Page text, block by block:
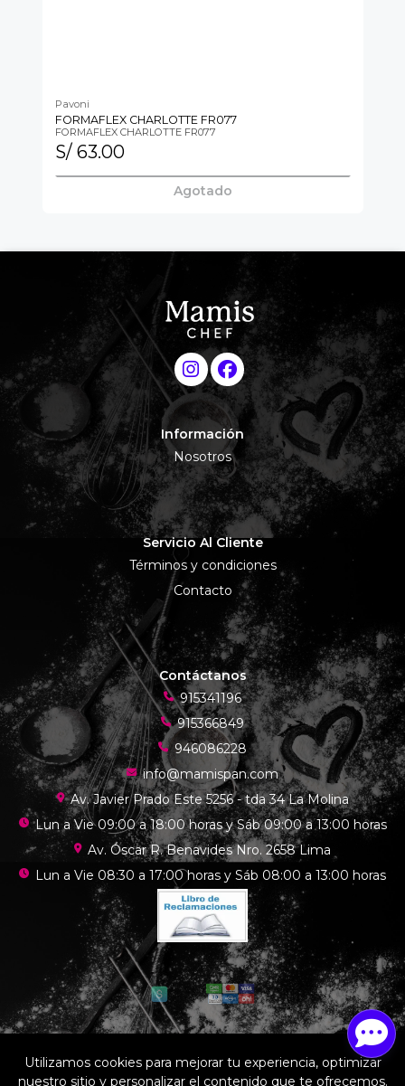
Pavoni
FORMAFLEX CHARLOTTE FR077
FORMAFLEX CHARLOTTE FR077
S/ 63.00
Agotado
Información
Nosotros
Servicio Al Cliente
Términos y condiciones
Contacto
Contáctanos
915341196
915366849
946086228
info@mamispan.com
Av. Javier Prado Este 5256 - tda 34 La Molina
Lun a Vie 09:00 a 18:00 horas y Sáb 09:00 a 13:00 horas
Av. Óscar R. Benavides Nro. 2658 Lima
Lun a Vie 08:30 a 17:00 horas y Sáb 08:00 a 13:00 horas
Mamis chef © 2026
¿Te gusta mi tienda? Yo vendo conBsale
Utilizamos cookies para mejorar tu experiencia, optimizar
nuestro sitio y personalizar el contenido que te ofrecemos.